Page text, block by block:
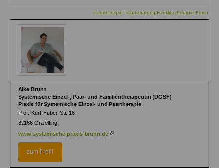
Paartherapie Paarberatung Familientherapie Berlin
Alke Bruhn
Systemische Einzel-, Paar- und Familientherapeutin (DGSF)
Praxis für Systemische Einzel- und Paartherapie
Prof.-Kurt-Huber-Str. 16
82166 Gräfelfing
www.systemische-praxis-bruhn.de (link
zum Profil